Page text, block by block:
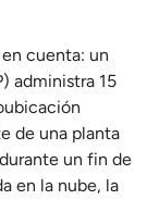
cuenta: un
administra 15
de una planta
un fin de
en la nube, la